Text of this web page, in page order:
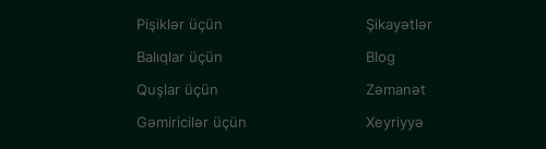
Pişiklər üçün
Balıqlar üçün
Quşlar üçün
Gəmiricilər üçün
Şikayətlər
Blog
Zəmanət
Xeyriyyə